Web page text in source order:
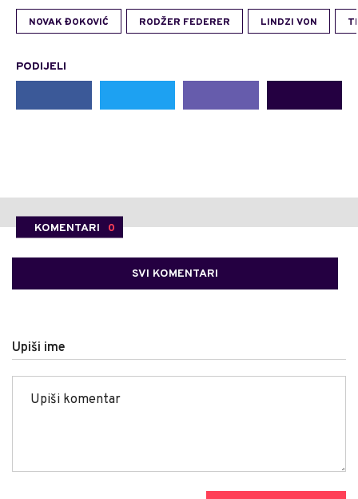
NOVAK ĐOKOVIĆ RODŽER FEDERER LINDZI VON
PODIJELI
KOMENTARI 0
SVI KOMENTARI
Upiši ime